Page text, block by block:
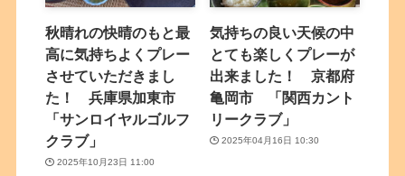
秋晴れの快晴のもと最
高に気持ちよくプレー
させていただきまし
た！ 兵庫県加東市
「サンロイヤルゴルフ
クラブ」
2025年10月23日 11:00
気持ちの良い天候の中
とても楽しくプレーが
出来ました！ 京都府
亀岡市 「関西カント
リークラブ」
2025年04月16日 10:30